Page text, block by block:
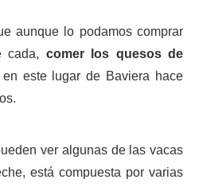
aunque lo podamos comprar
cada, comer los quesos de
este lugar de Baviera hace
ver algunas de las vacas
está compuesta por varias